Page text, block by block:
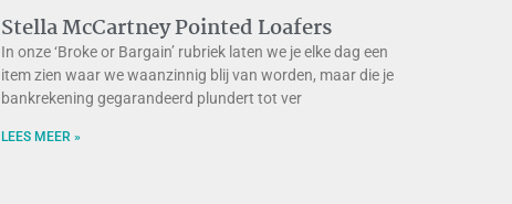
Stella McCartney Pointed Loafers
In onze ‘Broke or Bargain’ rubriek laten we je elke dag een
item zien waar we waanzinnig blij van worden, maar die je
bankrekening gegarandeerd plundert tot ver
LEES MEER »